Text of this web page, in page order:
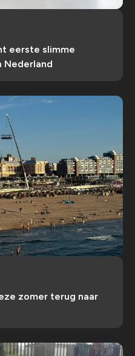
eerste slimme
Nederland
zomer terug naar